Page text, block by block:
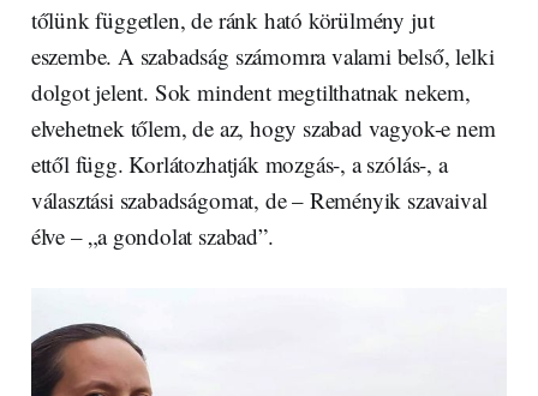
tőlünk független, de ránk ható körülmény jut
eszembe. A szabadság számomra valami belső, lelki
dolgot jelent. Sok mindent megtilthatnak nekem,
elvehetnek tőlem, de az, hogy szabad vagyok-e nem
ettől függ. Korlátozhatják mozgás-, a szólás-, a
választási szabadságomat, de – Reményik szavaival
élve – „a gondolat szabad”.